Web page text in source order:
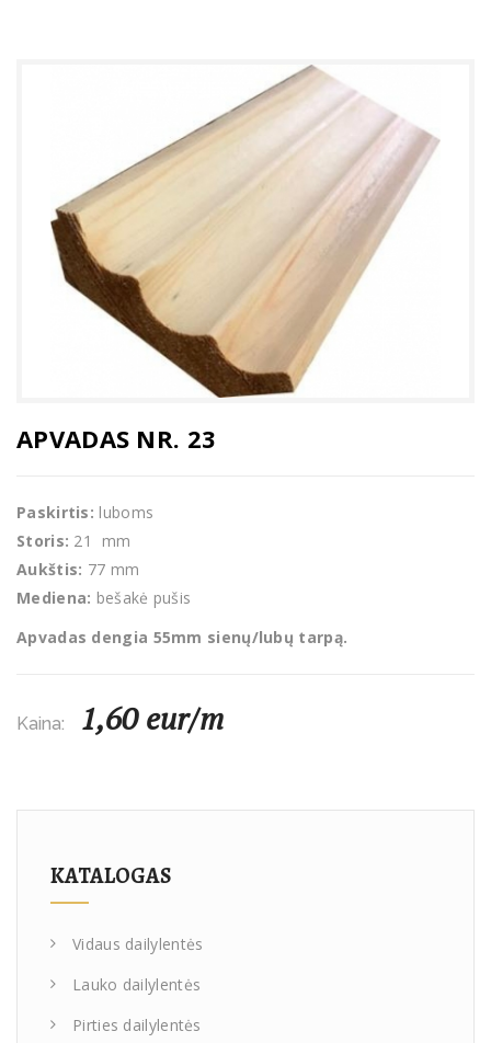
APVADAS NR. 23
Paskirtis: luboms
Storis: 21 mm
Aukštis: 77 mm
Mediena: bešakė pušis
Apvadas dengia 55mm sienų/lubų tarpą.
Kaina: 1,60 eur/m
KATALOGAS
Vidaus dailylentės
Lauko dailylentės
Pirties dailylentės